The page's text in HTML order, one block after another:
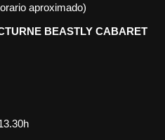
aproximado)
BEASTLY CABARET